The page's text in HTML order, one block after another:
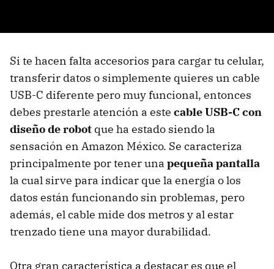
Si te hacen falta accesorios para cargar tu celular,
transferir datos o simplemente quieres un cable
USB-C diferente pero muy funcional, entonces
debes prestarle atención a este cable USB-C con
diseño de robot que ha estado siendo la
sensación en Amazon México. Se caracteriza
principalmente por tener una pequeña pantalla
la cual sirve para indicar que la energía o los
datos están funcionando sin problemas, pero
además, el cable mide dos metros y al estar
trenzado tiene una mayor durabilidad.
Otra gran característica a destacar es que el